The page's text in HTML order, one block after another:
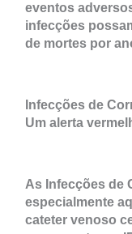
eventos
infecções
de mortes por
Infecções de
Um alerta
As Infecções de
especialmente
cateter venoso